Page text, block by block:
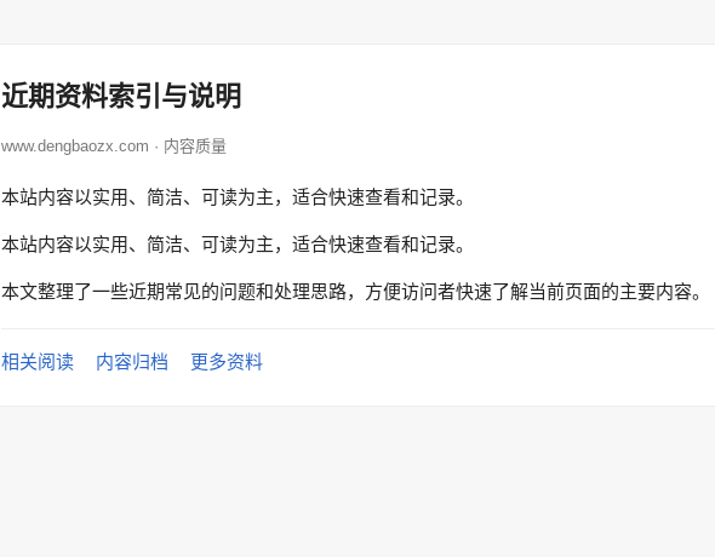
近期资料索引与说明
www.dengbaozx.com · 内容质量
本站内容以实用、简洁、可读为主，适合快速查看和记录。
本站内容以实用、简洁、可读为主，适合快速查看和记录。
本文整理了一些近期常见的问题和处理思路，方便访问者快速了解当前页面的主要内容。
相关阅读 内容归档 更多资料